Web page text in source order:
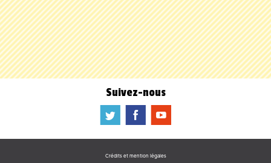
Suivez-nous
a b f
Crédits et mention légales